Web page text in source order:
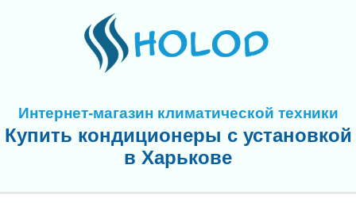
Интернет-магазин климатической техники
Купить кондиционеры с установкой
в Харькове